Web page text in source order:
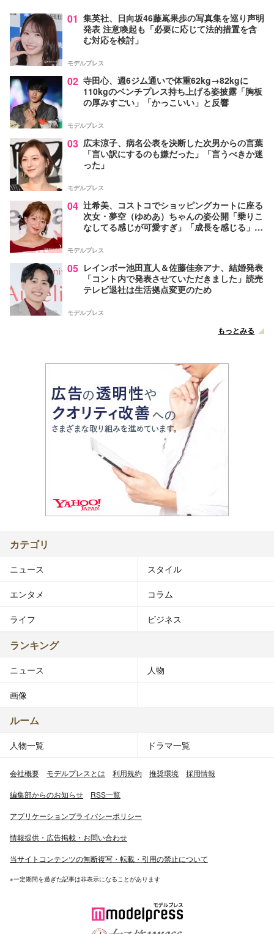
01 集英社、日向坂46藤嶌果歩の写真集を巡り声明
発表 注意喚起も「必要に応じて法的措置を含
む対応を検討」
モデルプレス
02 寺田心、週6ジム通いで体重62kg→82kgに
110kgのベンチプレス持ち上げる姿披露「胸板
の厚みすごい」「かっこいい」と反響
モデルプレス
03 広末涼子、病名公表を決断した次男からの言葉
「言い訳にするのも嫌だった」「言うべきか迷
った」
モデルプレス
04 辻希美、コストコでショッピングカートに座る
次女・夢空（ゆめあ）ちゃんの姿公開「乗りこ
なしてる感じが可愛すぎ」「成長を感じる」の
モデルプレス
05 レインボー池田直人＆佐藤佳奈アナ、結婚発表
「コント内で発表させていただきました」読売
テレビ退社は生活拠点変更のため
モデルプレス
もっとみる
カテゴリ
ニュース スタイル
エンタメ コラム
ライフ ビジネス
ランキング
ニュース 人物
画像
ルーム
人物一覧 ドラマ一覧
会社概要 モデルプレスとは 利用規約 推奨環境 採用情報
編集部からのお知らせ RSS一覧
アプリケーションプライバシーポリシー
情報提供・広告掲載・お問い合わせ
当サイトコンテンツの無断複写・転載・引用の禁止について
※一定期間を過ぎた記事は非表示になることがあります